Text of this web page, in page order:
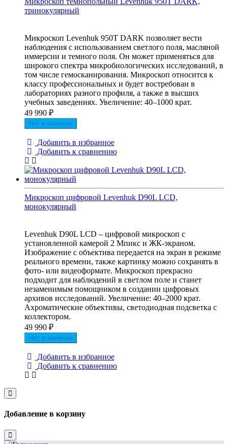
тринокулярный
Микроскоп Levenhuk 950T DARK позволяет вести
наблюдения с использованием светлого поля, масляной
иммерсии и темного поля. Он может применяться для
широкого спектра микробиологических исследований, в
том числе гемосканирования. Микроскоп относится к
классу профессиональных и будет востребован в
лабораториях разного профиля, а также в высших
учебных заведениях. Увеличение: 40–1000 крат.
49 990 ₽
Нет в наличии
Добавить в избранное
Добавить к сравнению
Микроскоп цифровой Levenhuk D90L LCD,
монокулярный
Levenhuk D90L LCD – цифровой микроскоп с
установленной камерой 2 Мпикс и ЖК-экраном.
Изображение с объектива передается на экран в режиме
реального времени, также картинку можно сохранять в
фото- или видеоформате. Микроскоп прекрасно
подходит для наблюдений в светлом поле и станет
незаменимым помощником в создании цифровых
архивов исследований. Увеличение: 40–2000 крат.
Ахроматические объективы, светодиодная подсветка с
коллектором.
49 990 ₽
Нет в наличии
Добавить в избранное
Добавить к сравнению
Добавление в корзину